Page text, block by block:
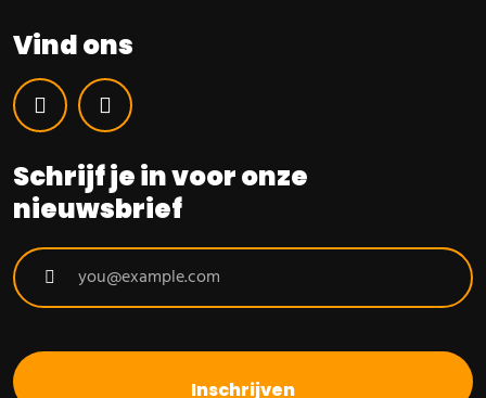
Vind ons
WhatsAppLinkedIn
Schrijf je in voor onze
nieuwsbrief
Inschrijven